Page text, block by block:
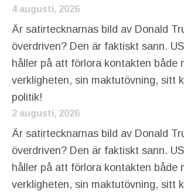
4 augusti, 2026
Är satirtecknarnas bild av Donald
överdriven? Den är faktiskt sann.
håller på att förlora kontakten både
verkligheten, sin maktutövning, sitt
politik!
2 augusti, 2026
Är satirtecknarnas bild av Donald
överdriven? Den är faktiskt sann.
håller på att förlora kontakten både
verkligheten, sin maktutövning, sitt